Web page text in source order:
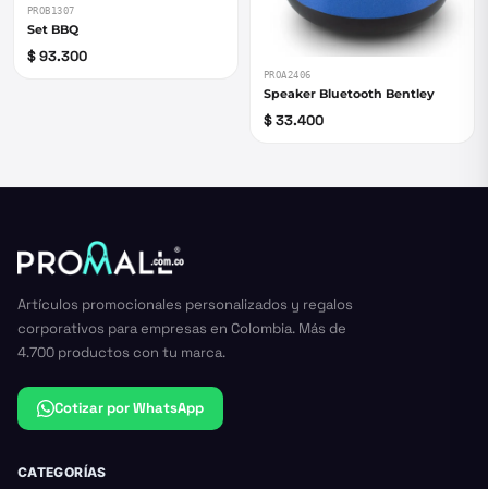
PROB1307
Set BBQ
$ 93.300
PROA2406
Speaker Bluetooth Bentley
$ 33.400
Artículos promocionales personalizados y regalos
corporativos para empresas en Colombia. Más de
4.700 productos con tu marca.
Cotizar por WhatsApp
CATEGORÍAS